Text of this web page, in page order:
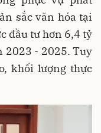
sắc văn hóa tại
đầu tư hơn 6,4 tỷ
2023 - 2025. Tuy
khối lượng thực